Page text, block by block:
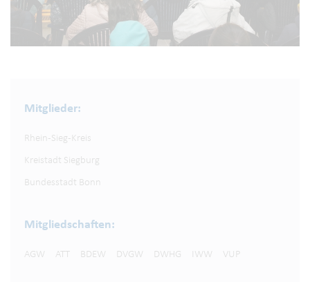
Mitglieder:
Rhein-Sieg-Kreis
Kreistadt Siegburg
Bundesstadt Bonn
Mitgliedschaften:
AGW ATT BDEW DVGW DWHG IWW VUP